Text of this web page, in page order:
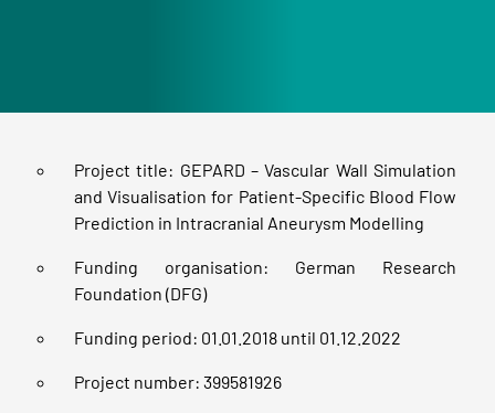
Project title: GEPARD – Vascular Wall Simulation
and Visualisation for Patient-Specific Blood Flow
Prediction in Intracranial Aneurysm Modelling
Funding organisation: German Research
Foundation (DFG)
Funding period: 01.01.2018 until 01.12.2022
Project number: 399581926